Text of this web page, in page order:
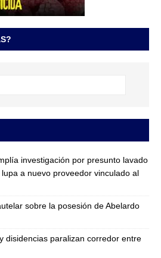
investigación por presunto lavado
a nuevo proveedor vinculado al
sobre la posesión de Abelardo
disidencias paralizan corredor entre